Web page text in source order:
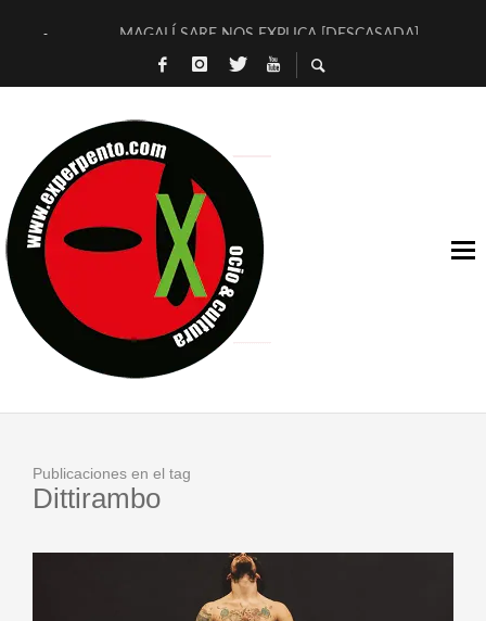
MAGALÍ SARE NOS EXPLICA [DESCASADA]
«NO TENGO PUTOS SUEÑOS»
[LA BOLA NEGRA] DE JAVIER CALVO Y JAVIER AMBROSSI
OSLO OVNIES LLEGAN CORRIENDO A ARANDA
FÉLIX CALVO NOS PRESENTA [LAS PALMERAS] (NOVELA
[EL SER QUERIDO] DE RODRIGO SOROGOYEN
ENTREVISTA A IVÁN HUMANES POR [EL LIBRO ROJO]
ARRABAL, ARRABAL, ARRABAL, ARRABEAUX
Publicaciones en el tag
Dittirambo